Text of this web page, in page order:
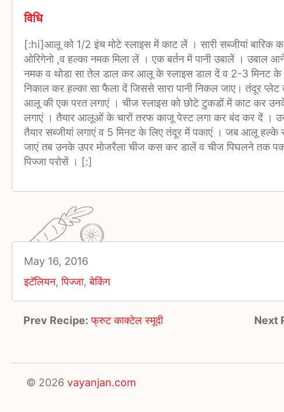
विधि
[:hi]आलू को 1/2 इंच मोटे स्लाइस में काट लें । सारी सब्जीयां बारिक
ओरिगेनो ,व हल्का नमक मिला लें । एक बर्तन में पानी उबालें । उबाल
नमक व थोडा सा तेल डाल कर आलू के स्लाइस डाल दें व 2-3 मिनट के
निकाल कर हल्का सा फैला दें जिससे सारा पानी निकल जाए। तंदूर
आलू की एक परत लगाएं । चीज स्लाइस को छोटे टुकडों में काट कर
लगाएं । तैयार आलूओं के चारों तरफ काजू पेस्ट लगा कर बंद कर दें ।
तैयार सब्जीयां लगाएं व 5 मिनट के लिए तंदूर में पकाएं । जब आलू हल्के
जाएं तब उनके उपर मोजरैला चीज कस कर डालें व चीज पिघलने तक
पिज्जा परोसें । [:]
May 16, 2016
इटॅलियन,पिज्जा,बेकिंग
Prev Recipe: फ्रुट काक्टेल स्मूदी Next
© 2026 vayanjan.com